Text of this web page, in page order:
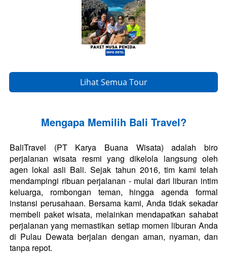
`Lihat Semua Tour
Mengapa Memilih Bali Travel?
BaliTravel (PT Karya Buana Wisata) adalah biro
perjalanan wisata resmi yang dikelola langsung oleh
agen lokal asli Bali. Sejak tahun 2016, tim kami telah
mendampingi ribuan perjalanan - mulai dari liburan intim
keluarga, rombongan teman, hingga agenda formal
instansi perusahaan. Bersama kami, Anda tidak sekadar
membeli paket wisata, melainkan mendapatkan sahabat
perjalanan yang memastikan setiap momen liburan Anda
di Pulau Dewata berjalan dengan aman, nyaman, dan
tanpa repot.